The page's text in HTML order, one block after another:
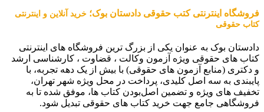
فروشگاه اینترنتی کتب حقوقی دادستان بوک؛ خرید آنلاین و اینترنتی
کتاب حقوقی
دادستان بوک به عنوان یکی از بزرگ ترین فروشگاه های اینترنتی
کتاب های حقوقی ویژه آزمون وکالت ، قضاوت ، کارشناسی ارشد
و دکتری (منابع آزمون های حقوقی) با بیش از یک دهه تجربه، با
پایبندی به سه اصل کلیدی، پرداخت در محل ویژه شهر تهران،
تخفیف های ویژه و تضمین اصل‌بودن کتاب ها، موفق شده تا به
فروشگاهی جامع جهت خرید کتاب های حقوقی تبدیل شود.